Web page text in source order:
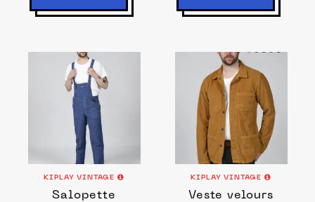
KIPLAY VINTAGE
Salopette
KIPLAY VINTAGE
Veste velours